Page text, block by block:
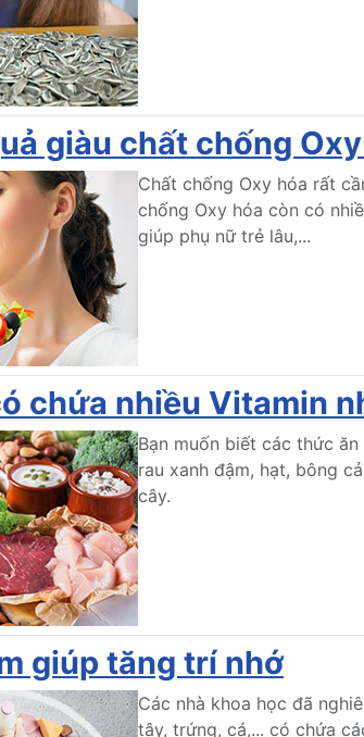
giàu chất chống
Chất chống Oxy hóa rất
chống Oxy hóa còn có
giúp phụ nữ trẻ lâu,...
chứa nhiều Vitamin
Bạn muốn biết các thức
rau xanh đậm, hạt, bông
cây.
giúp tăng trí nhớ
Các nhà khoa học đã
tây, trứng, cá,... có chứa